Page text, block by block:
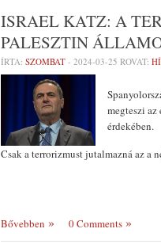
ISRAEL KATZ: A
PALESZTIN
ÍRTA: SZOMBAT - 2024-03-25 ROVAT:
megteszi
érdekében.
Csak a terrorizmust jutalmazná az a
Bővebben 0 Comments